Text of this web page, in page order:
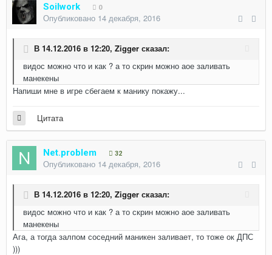
Soilwork 0
Опубликовано 14 декабря, 2016
В 14.12.2016 в 12:20, Zigger сказал:
видос можно что и как ? а то скрин можно аое заливать
манекены
Напиши мне в игре сбегаем к манику покажу...
Цитата
Net.problem 32
Опубликовано 14 декабря, 2016
В 14.12.2016 в 12:20, Zigger сказал:
видос можно что и как ? а то скрин можно аое заливать
манекены
Ага, а тогда залпом соседний маникен заливает, то тоже ок ДПС
)))